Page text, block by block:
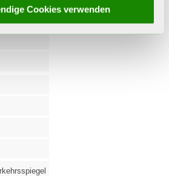
Ihre Einwilligung jederzeit
Cookies verwenden